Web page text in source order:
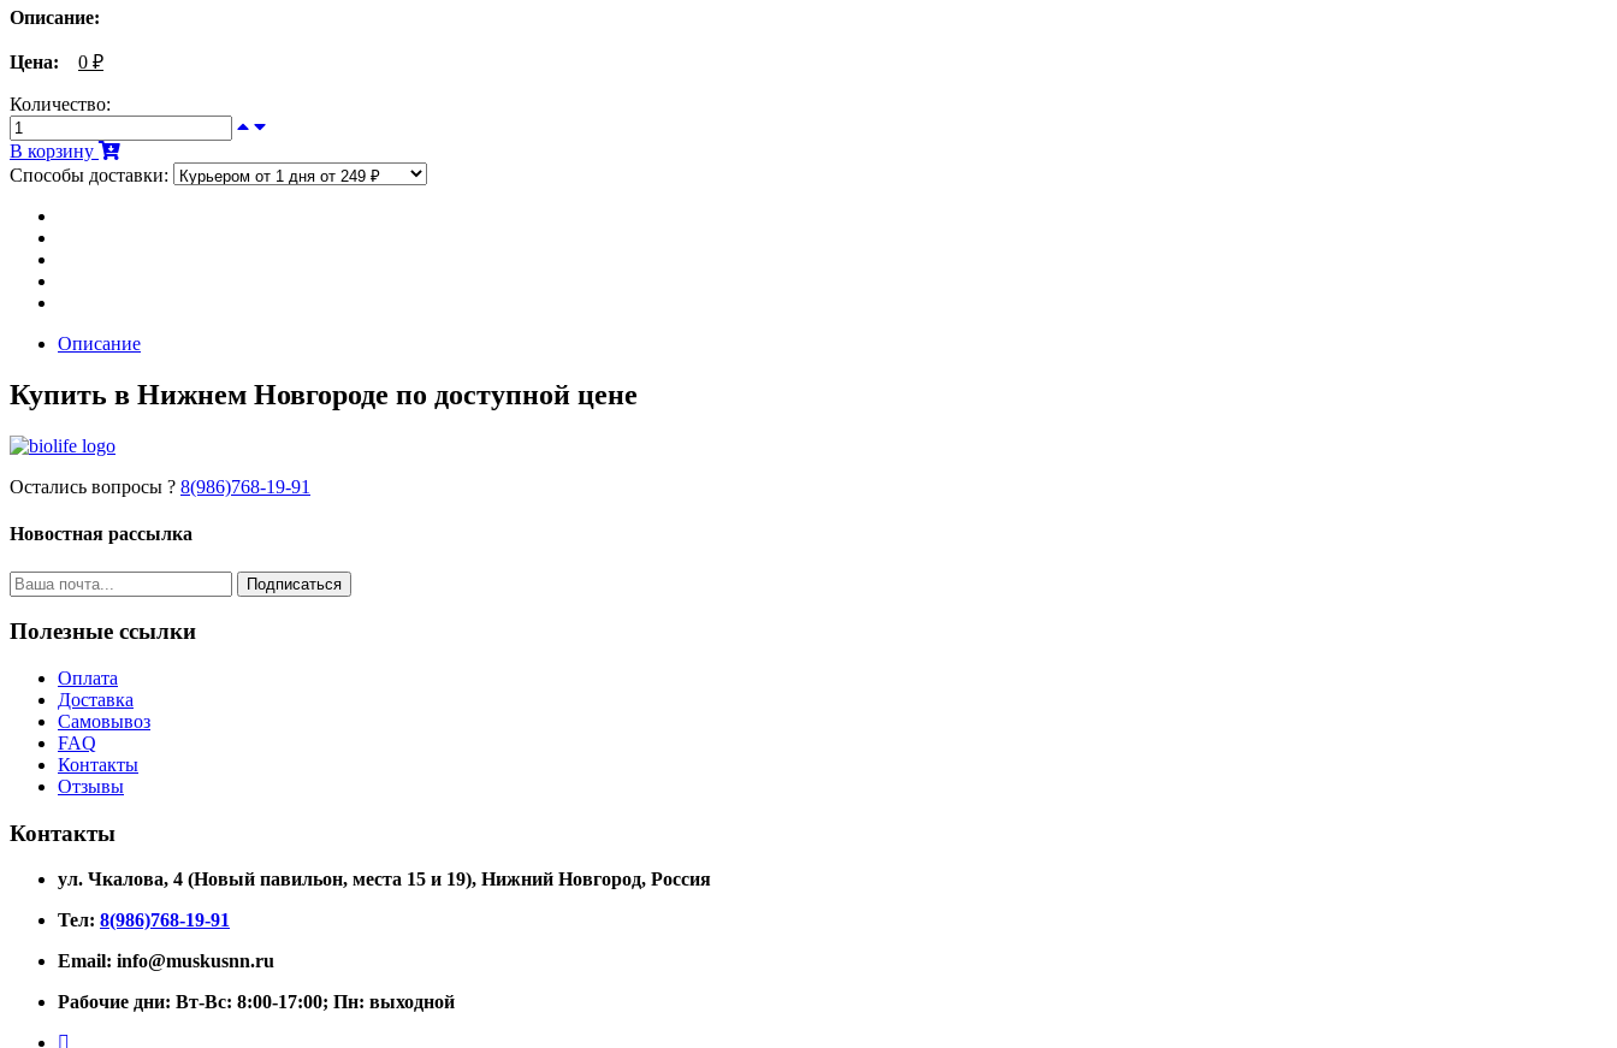
Описание:
Цена: 0 ₽
Количество:
В корзину
Способы доставки:
Описание
Купить в Нижнем Новгороде по доступной цене
Остались вопросы ? 8(986)768-19-91
Новостная рассылка
Подписаться
Полезные ссылки
Оплата
Доставка
Самовывоз
FAQ
Контакты
Отзывы
Контакты
ул. Чкалова, 4 (Новый павильон, места 15 и 19), Нижний Новгород, Россия
Тел: 8(986)768-19-91
Email: info@muskusnn.ru
Рабочие дни: Вт-Вс: 8:00-17:00; Пн: выходной